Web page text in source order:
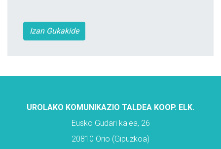
Izan Gukakide
UROLAKO KOMUNIKAZIO TALDEA KOOP. ELK.
Eusko Gudari kalea, 26
20810 Orio (Gipuzkoa)